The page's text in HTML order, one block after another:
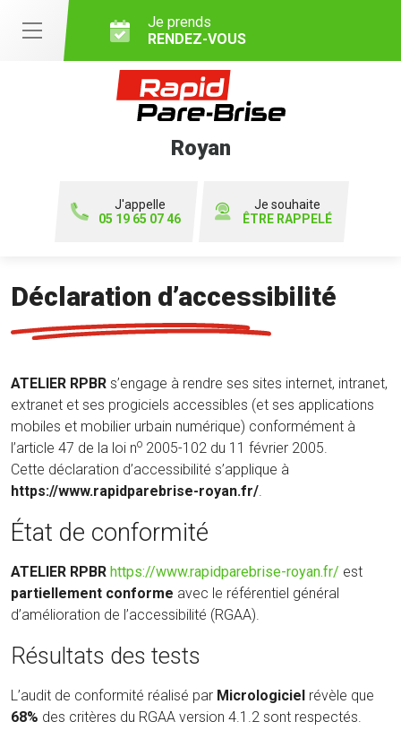
Je prends
RENDEZ-VOUS
Royan
J'appelle
05 19 65 07 46
Je souhaite
ÊTRE RAPPELÉ
Déclaration d’accessibilité
ATELIER RPBR s’engage à rendre ses sites internet, intranet,
extranet et ses progiciels accessibles (et ses applications
mobiles et mobilier urbain numérique) conformément à
l’article 47 de la loi no 2005-102 du 11 février 2005.
Cette déclaration d’accessibilité s’applique à
https://www.rapidparebrise-royan.fr/.
État de conformité
ATELIER RPBR https://www.rapidparebrise-royan.fr/ (nouvelle
est
partiellement conforme avec le référentiel général
d’amélioration de l’accessibilité (RGAA).
Résultats des tests
L’audit de conformité réalisé par Micrologiciel révèle que
68% des critères du RGAA version 4.1.2 sont respectés.